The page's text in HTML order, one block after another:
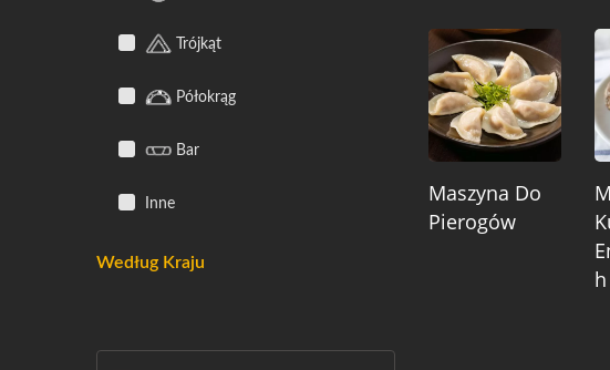
Trójkąt
Półokrąg
Bar
Inne
Według Kraju
Maszyna Do
Pierogów
H